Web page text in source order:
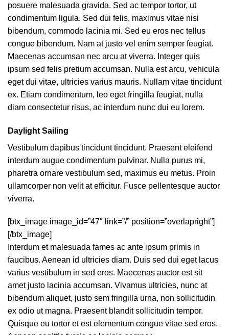
posuere malesuada gravida. Sed ac tempor tortor, ut
condimentum ligula. Sed dui felis, maximus vitae nisi
bibendum, commodo lacinia mi. Sed eu eros nec tellus
congue bibendum. Nam at justo vel enim semper feugiat.
Maecenas accumsan nec arcu at viverra. Integer quis
ipsum sed felis pretium accumsan. Nulla est arcu, vehicula
eget dui vitae, ultricies varius mauris. Nullam vitae tincidunt
ex. Etiam condimentum, leo eget fringilla feugiat, nulla
diam consectetur risus, ac interdum nunc dui eu lorem.
Daylight Sailing
Vestibulum dapibus tincidunt tincidunt. Praesent eleifend
interdum augue condimentum pulvinar. Nulla purus mi,
pharetra ornare vestibulum sed, maximus eu metus. Proin
ullamcorper non velit at efficitur. Fusce pellentesque auctor
viverra.
[btx_image image_id=”47″ link=”/” position=”overlapright”]
[/btx_image]
Interdum et malesuada fames ac ante ipsum primis in
faucibus. Aenean id ultricies diam. Duis sed dui eget lacus
varius vestibulum in sed eros. Maecenas auctor est sit
amet justo lacinia accumsan. Vivamus ultricies, nunc at
bibendum aliquet, justo sem fringilla urna, non sollicitudin
ex odio ut magna. Praesent blandit sollicitudin tempor.
Quisque eu tortor et est elementum congue vitae sed eros.